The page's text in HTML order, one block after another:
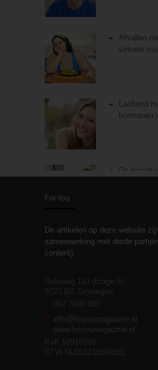
Afvallen
virtuele
Lachend
hormonen
De kracht
relaties
moeite!
ForYou
De artikelen op deze website
samenwerking met derde
content).
T
E info@foryoumagazine.nl
www.foryoumagazine.nl